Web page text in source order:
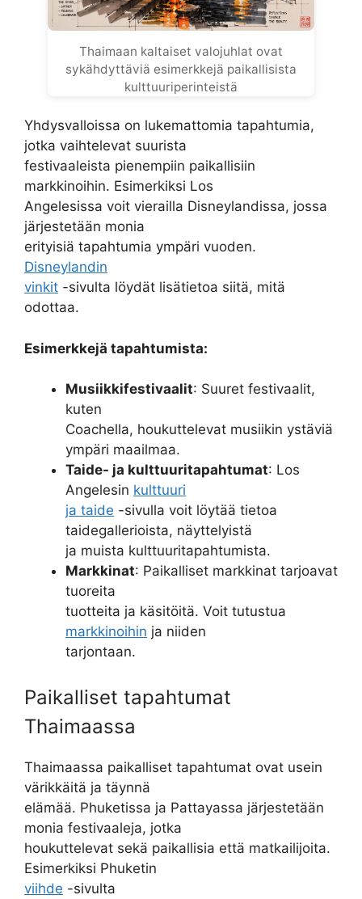
Thaimaan kaltaiset valojuhlat ovat
sykähdyttäviä esimerkkejä paikallisista
kulttuuriperinteistä
Yhdysvalloissa on lukemattomia tapahtumia,
jotka vaihtelevat suurista
festivaaleista pienempiin paikallisiin
markkinoihin. Esimerkiksi Los
Angelesissa voit vierailla Disneylandissa, jossa
järjestetään monia
erityisiä tapahtumia ympäri vuoden.
Disneylandin
vinkit -sivulta löydät lisätietoa siitä, mitä
odottaa.
Esimerkkejä tapahtumista:
Musiikkifestivaalit: Suuret festivaalit,
kuten
Coachella, houkuttelevat musiikin ystäviä
ympäri maailmaa.
Taide- ja kulttuuritapahtumat: Los
Angelesin kulttuuri
ja taide -sivulla voit löytää tietoa
taidegallerioista, näyttelyistä
ja muista kulttuuritapahtumista.
Markkinat: Paikalliset markkinat tarjoavat
tuoreita
tuotteita ja käsitöitä. Voit tutustua
markkinoihin ja niiden
tarjontaan.
Paikalliset tapahtumat
Thaimaassa
Thaimaassa paikalliset tapahtumat ovat usein
värikkäitä ja täynnä
elämää. Phuketissa ja Pattayassa järjestetään
monia festivaaleja, jotka
houkuttelevat sekä paikallisia että matkailijoita.
Esimerkiksi Phuketin
viihde -sivulta